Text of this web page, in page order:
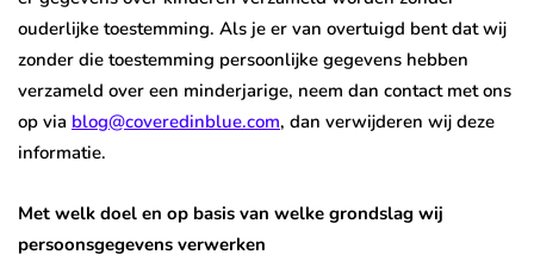
ouderlijke toestemming. Als je er van overtuigd bent dat wij
zonder die toestemming persoonlijke gegevens hebben
verzameld over een minderjarige, neem dan contact met ons
op via blog@coveredinblue.com, dan verwijderen wij deze
informatie.
Met welk doel en op basis van welke grondslag wij
persoonsgegevens verwerken